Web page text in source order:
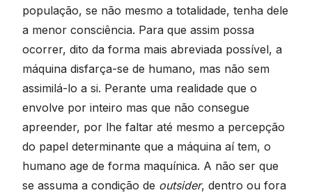
população, se não mesmo a totalidade, tenha dele
a menor consciência. Para que assim possa
ocorrer, dito da forma mais abreviada possível, a
máquina disfarça-se de humano, mas não sem
assimilá-lo a si. Perante uma realidade que o
envolve por inteiro mas que não consegue
apreender, por lhe faltar até mesmo a percepção
do papel determinante que a máquina aí tem, o
humano age de forma maquínica. A não ser que
se assuma a condição de outsider, dentro ou fora